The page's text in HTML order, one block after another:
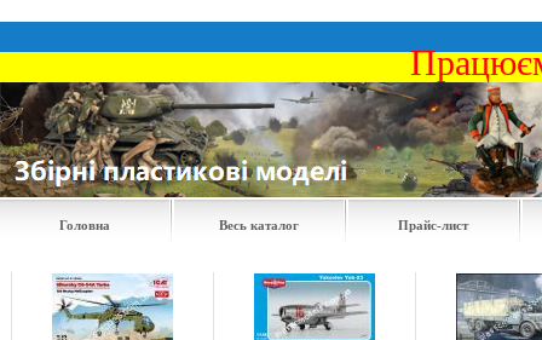
Головна Весь каталог Прайс-лист